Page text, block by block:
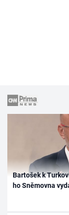
Bartošek k
ho Sněmovna